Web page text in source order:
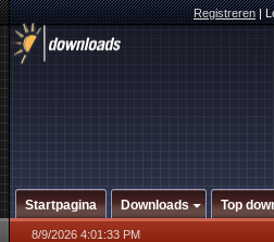
Registreren|
Startpagina Downloads Top
8/9/2026 4:01:33 PM